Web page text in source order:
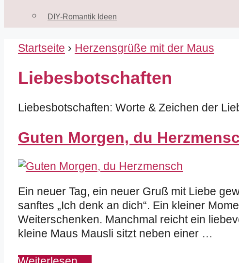
DIY-Romantik Ideen
Startseite › Herzensgrüße mit der Maus
Liebesbotschaften
Liebesbotschaften: Worte & Zeichen der
Guten Morgen, du
Ein neuer Tag, ein neuer Gruß mit Liebe
sanftes „Ich denk an dich“. Ein kleiner
Weiterschenken. Manchmal reicht ein
kleine Maus Mausli sitzt neben einer …